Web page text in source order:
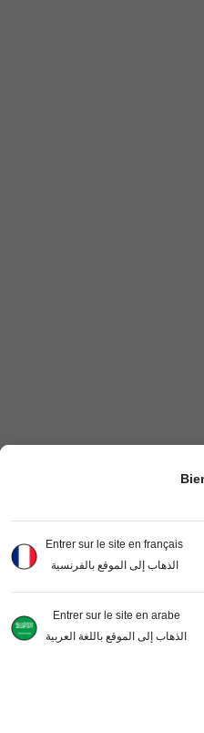
Entrer sur le site en français
الذهاب إلى الموقع بالفرنسية
Entrer sur le site en arabe
الذهاب إلى الموقع باللغة العربية